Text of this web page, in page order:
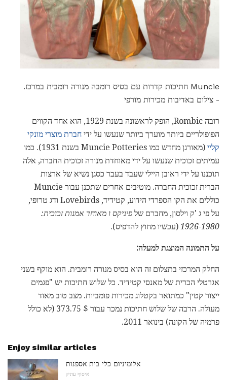
Muncie חתיכות קדרות עם בסיס רומבה מנורה רומבית במרכז.
- צילום באדיבות מכירות מורפי
רובה Rombic, הופק לראשונה בשנת 1929, הוא אחד הקווים
הפופולריים ביותר מוערך ביותר שנעשו על ידי חברת מוצרי מונקי
קליי
(מאורגן מחדש כמו Muncie Potteries בשנת 1931). כמו
עמיתים זכוכית שנעשו על ידי מאוחדת מנורה זכוכית החברה, אלה
תוכננו על ידי ראובן היילי שעבד בעבר כסגן נשיא של ארצות
הברית זכוכית החברה. מוטיבים אחרים שתכנן עבור Muncie
כוללים את הקו הספרדי הידוע, קטידיד, Lovebirds ודג טרופי,
על פי ג 'ק וילסון, מחברם של פיניקס ו מאוחד אמנות זכוכית:
1926-1980 (עכשיו מחוץ להדפיס).
על התמונה המוצגת למעלה:
החלק המרכזי בתצלום זה הוא בסיס מנורה רומבית. הוא מוקף בשני
אגרטלי הכרית של מאנסי קטידיד. כל שלוש חתיכות יש "פגמים
ייצור קטין" כמתואר בקטלוג מכירות פומביות. מצב טוב מאוד
מעולה. הרבה של שלוש חתיכות נמכר עבור $ 373.75 (לא כולל
פרמיה של הקונה) בינואר 2011.
Enjoy similar articles
אלומיניום כלי בית אספנות
איסוף עתיק